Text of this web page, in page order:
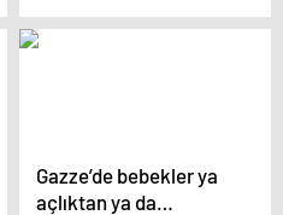
Gazze’de bebekler ya
açlıktan ya da